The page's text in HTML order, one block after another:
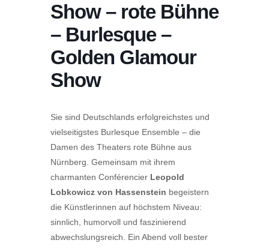
Show – rote Bühne
– Burlesque –
Golden Glamour
Show
Sie sind Deutschlands erfolgreichstes und
vielseitigstes Burlesque Ensemble – die
Damen des Theaters rote Bühne aus
Nürnberg. Gemeinsam mit ihrem
charmanten Conférencier Leopold
Lobkowicz von Hassenstein begeistern
die Künstlerinnen auf höchstem Niveau:
sinnlich, humorvoll und faszinierend
abwechslungsreich. Ein Abend voll bester